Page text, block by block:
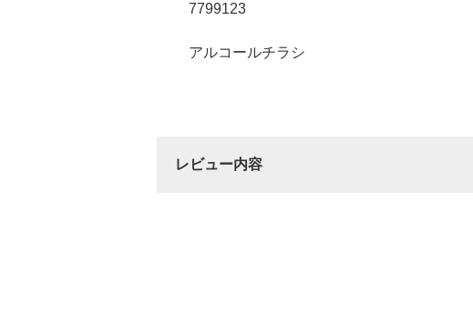
7799123
アルコールチラシ
レビュー内容